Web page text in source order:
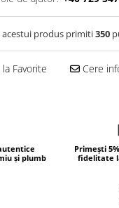
acestui produs primiti350
Favorite Cere
și plumb
Primești
fidelitate